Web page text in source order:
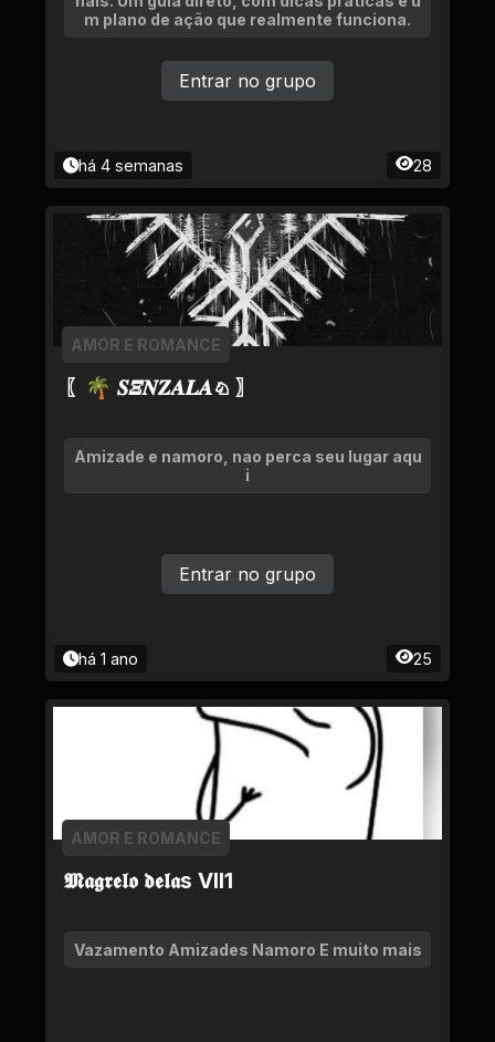
m plano de ação que realmente funciona.
há 4 semanas 28
Entrar no grupo
〖🌴 𝑺𝜩𝑵𝒁𝑨𝑳𝑨♘ 〗
AMOR E ROMANCE
Amizade e namoro, nao perca seu lugar aqu
i
há 1 ano 25
Entrar no grupo
𝕸𝖆𝖌𝖗𝖊𝖑𝖔 𝖉𝖊𝖑𝖆s Vll1
AMOR E ROMANCE
Vazamento Amizades Namoro E muito mais